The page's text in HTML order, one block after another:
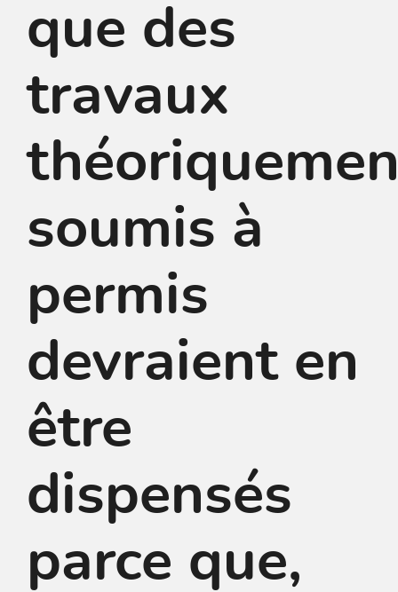
que des
travaux
soumis à
permis
devraient en
être
dispensés
parce que,